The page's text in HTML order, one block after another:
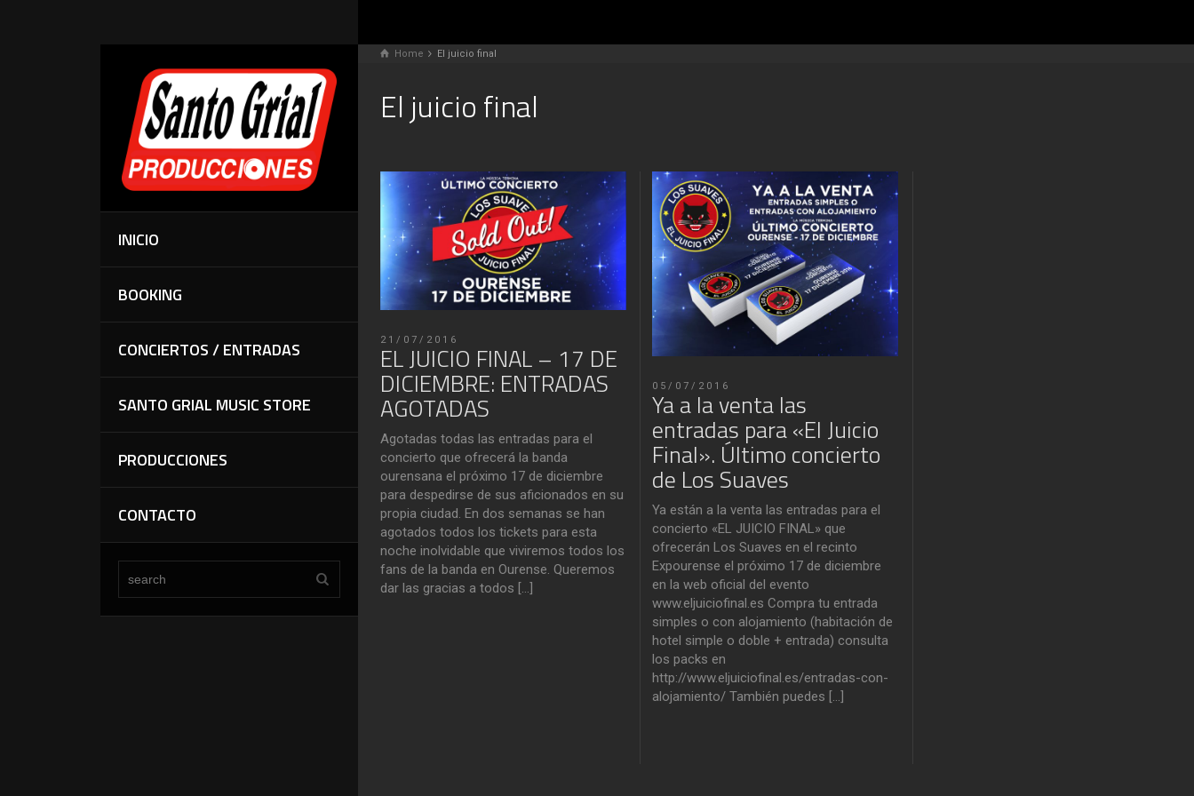
INICIO
BOOKING
CONCIERTOS / ENTRADAS
SANTO GRIAL MUSIC STORE
PRODUCCIONES
CONTACTO
Home El juicio final
El juicio final
21/07/2016
EL JUICIO FINAL – 17 DE
DICIEMBRE: ENTRADAS
AGOTADAS
Agotadas todas las entradas para el
concierto que ofrecerá la banda
ourensana el próximo 17 de diciembre
para despedirse de sus aficionados en su
propia ciudad. En dos semanas se han
agotados todos los tickets para esta
noche inolvidable que viviremos todos los
fans de la banda en Ourense. Queremos
dar las gracias a todos […]
05/07/2016
Ya a la venta las
entradas para «El Juicio
Final». Último concierto
de Los Suaves
Ya están a la venta las entradas para el
concierto «EL JUICIO FINAL» que
ofrecerán Los Suaves en el recinto
Expourense el próximo 17 de diciembre
en la web oficial del evento
www.eljuiciofinal.es Compra tu entrada
simples o con alojamiento (habitación de
hotel simple o doble + entrada) consulta
los packs en
http://www.eljuiciofinal.es/entradas-con-
alojamiento/ También puedes […]